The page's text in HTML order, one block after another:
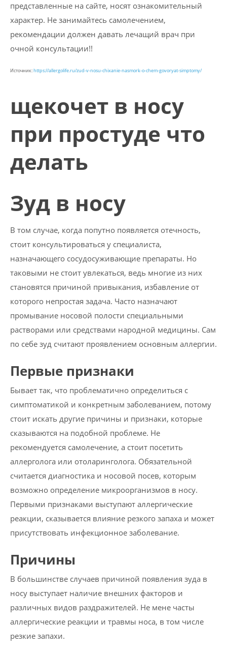
представленные на сайте, носят ознакомительный
характер. Не занимайтесь самолечением,
рекомендации должен давать лечащий врач при
очной консультации!!
Источник:https://allergolife.ru/zud-v-nosu-chixanie-nasmork-o-chem-govoryat-simptomy/
щекочет в носу
при простуде что
делать
Зуд в носу
В том случае, когда попутно появляется отечность,
стоит консультироваться у специалиста,
назначающего сосудосуживающие препараты. Но
таковыми не стоит увлекаться, ведь многие из них
становятся причиной привыкания, избавление от
которого непростая задача. Часто назначают
промывание носовой полости специальными
растворами или средствами народной медицины. Сам
по себе зуд считают проявлением основным аллергии.
Первые признаки
Бывает так, что проблематично определиться с
симптоматикой и конкретным заболеванием, потому
стоит искать другие причины и признаки, которые
сказываются на подобной проблеме. Не
рекомендуется самолечение, а стоит посетить
аллерголога или отоларинголога. Обязательной
считается диагностика и носовой посев, которым
возможно определение микроорганизмов в носу.
Первыми признаками выступают аллергические
реакции, сказывается влияние резкого запаха и может
присутствовать инфекционное заболевание.
Причины
В большинстве случаев причиной появления зуда в
носу выступает наличие внешних факторов и
различных видов раздражителей. Не мене часты
аллергические реакции и травмы носа, в том числе
резкие запахи.